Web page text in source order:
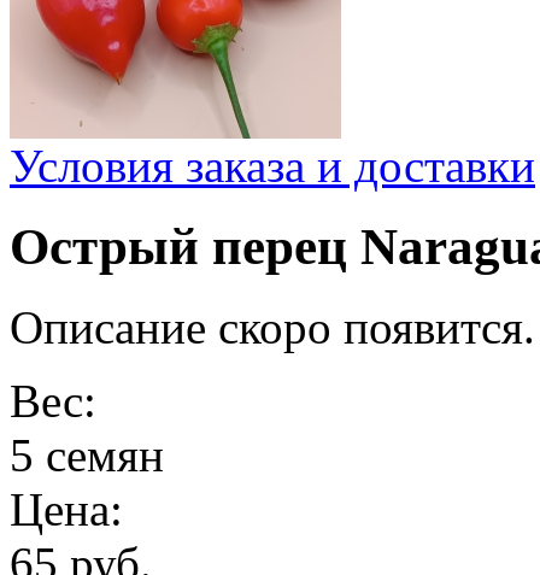
Условия заказа и доставки
Острый перец
Описание скоро появится.
Вес:
5 семян
Цена:
65 руб.